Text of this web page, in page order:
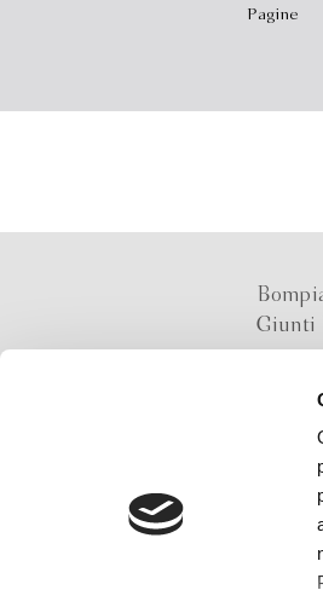
Pagine
Giunti
Via
50139
Via